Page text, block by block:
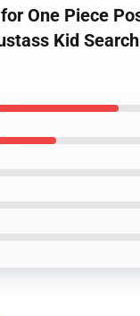
One Piece
Kid